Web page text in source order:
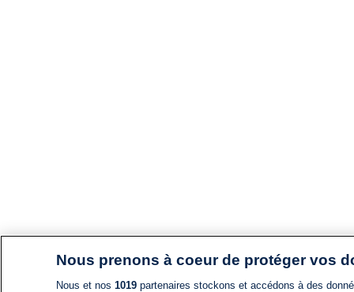
Nous prenons à coeur de protéger vos
Nous et nos 1019partenaires stockons et accédons à des